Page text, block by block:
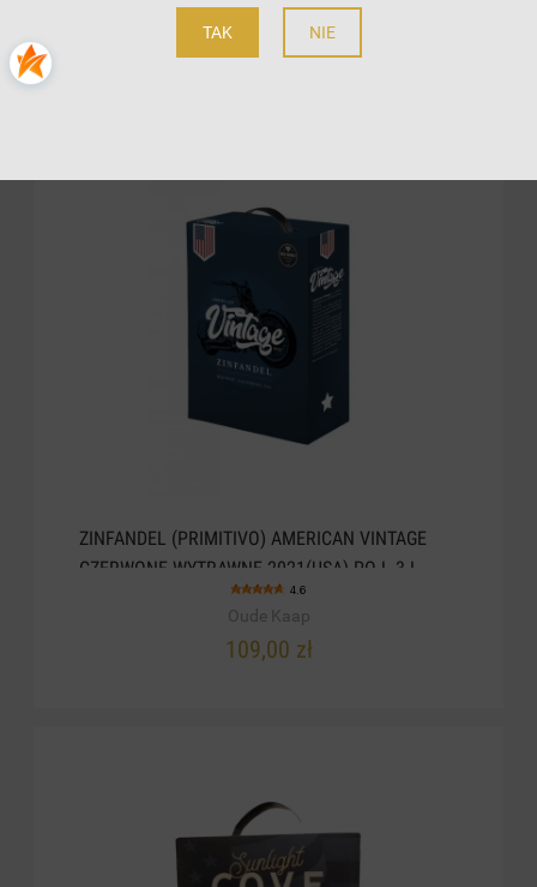
TAK NIE
do koszyka
ZINFANDEL (PRIMITIVO) AMERICAN VINTAGE
CZERWONE WYTRAWNE 2021(USA) POJ. 3 L
4.6
Oude Kaap
109,00 zł